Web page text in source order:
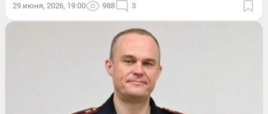
29 июня, 2026, 19:00 988 3